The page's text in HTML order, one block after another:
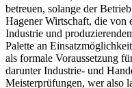
betreuen, solange der
Hagener Wirtschaft, die von
Industrie und
Palette an
als formale Voraussetzung
darunter Industrie- und
Meisterprüfungen, wer also